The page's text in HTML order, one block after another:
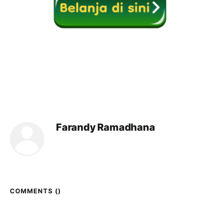
Farandy Ramadhana
COMMENTS ()